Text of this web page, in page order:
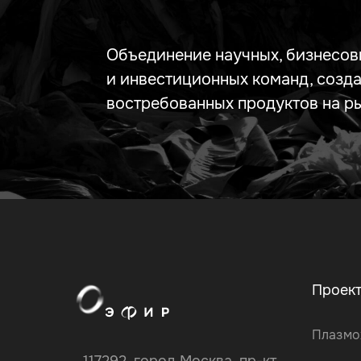
Объединение научных,
и инвестиционных команд,
востребованных продуктов на